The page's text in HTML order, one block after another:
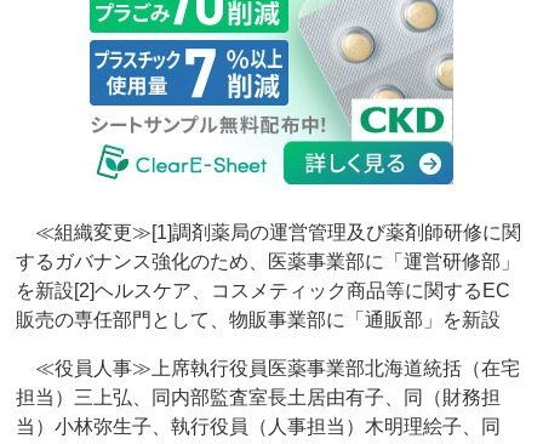
≪組織変更≫[1]調剤薬局の運営管理及び薬剤師研修に関
するガバナンス強化のため、医薬事業部に「運営研修部」
を新設[2]ヘルスケア、コスメティック商品等に関するEC
販売の専任部門として、物販事業部に「通販部」を新設
≪役員人事≫上席執行役員医薬事業部北海道統括（在宅
担当）三上弘、同内部監査室長土居由有子、同（財務担
当）小林弥生子、執行役員（人事担当）木明理絵子、同